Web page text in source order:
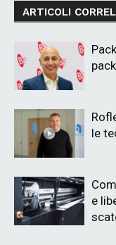
ARTICOLI
le
e